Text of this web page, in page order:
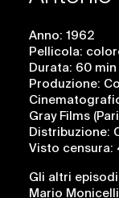
Anno: 1962
Pellicola:
Durata: 60 min
Produzione:
Gray Films
Distribuzione:
Visto
Gli altri
Mario